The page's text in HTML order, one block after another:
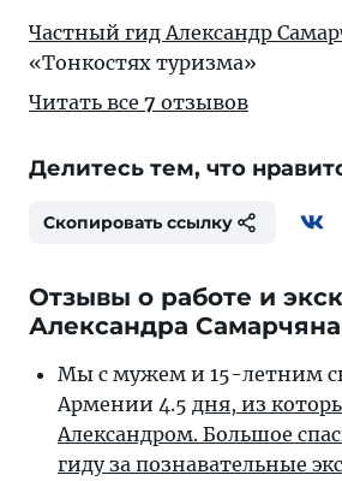
Частный гид Александр
«Тонкостях туризма»
Читать все 7 отзывов
Делитесь тем, что
Скопировать ссылку
Отзывы о работе и
Александра Самарчяна
Мы с мужем и 15-летним
Армении 4.5 дня, из
Александром. Большое
гиду за познавательные